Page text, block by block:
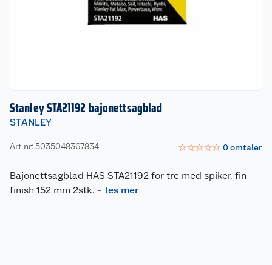
Stanley STA21192 bajonettsagblad
STANLEY
Art nr: 5035048367834 ☆☆☆☆☆ 0omtaler
Bajonettsagblad HAS STA21192 for tre med spiker, fin
finish 152 mm 2stk. - les mer